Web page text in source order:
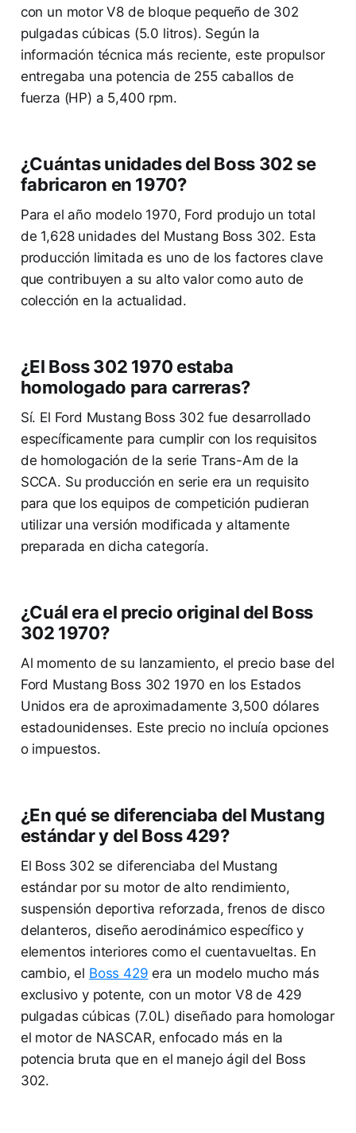
con un motor V8 de bloque pequeño de 302
pulgadas cúbicas (5.0 litros). Según la
información técnica más reciente, este propulsor
entregaba una potencia de 255 caballos de
fuerza (HP) a 5,400 rpm.
¿Cuántas unidades del Boss 302 se
fabricaron en 1970?
Para el año modelo 1970, Ford produjo un total
de 1,628 unidades del Mustang Boss 302. Esta
producción limitada es uno de los factores clave
que contribuyen a su alto valor como auto de
colección en la actualidad.
¿El Boss 302 1970 estaba
homologado para carreras?
Sí. El Ford Mustang Boss 302 fue desarrollado
específicamente para cumplir con los requisitos
de homologación de la serie Trans-Am de la
SCCA. Su producción en serie era un requisito
para que los equipos de competición pudieran
utilizar una versión modificada y altamente
preparada en dicha categoría.
¿Cuál era el precio original del Boss
302 1970?
Al momento de su lanzamiento, el precio base del
Ford Mustang Boss 302 1970 en los Estados
Unidos era de aproximadamente 3,500 dólares
estadounidenses. Este precio no incluía opciones
o impuestos.
¿En qué se diferenciaba del Mustang
estándar y del Boss 429?
El Boss 302 se diferenciaba del Mustang
estándar por su motor de alto rendimiento,
suspensión deportiva reforzada, frenos de disco
delanteros, diseño aerodinámico específico y
elementos interiores como el cuentavueltas. En
cambio, el Boss 429 era un modelo mucho más
exclusivo y potente, con un motor V8 de 429
pulgadas cúbicas (7.0L) diseñado para homologar
el motor de NASCAR, enfocado más en la
potencia bruta que en el manejo ágil del Boss
302.